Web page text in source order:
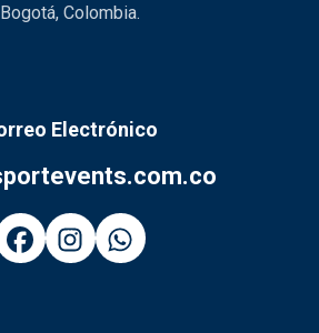
Bogotá, Colombia.
Electrónico